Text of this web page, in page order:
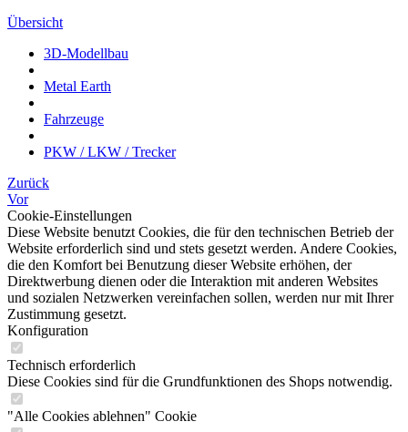
Übersicht
3D-Modellbau
Metal Earth
Fahrzeuge
PKW / LKW / Trecker
Zurück
Vor
Cookie-Einstellungen
Diese Website benutzt Cookies, die für den technischen Betrieb der
Website erforderlich sind und stets gesetzt werden. Andere Cookies,
die den Komfort bei Benutzung dieser Website erhöhen, der
Direktwerbung dienen oder die Interaktion mit anderen Websites
und sozialen Netzwerken vereinfachen sollen, werden nur mit Ihrer
Zustimmung gesetzt.
Konfiguration
Technisch erforderlich
Diese Cookies sind für die Grundfunktionen des Shops notwendig.
"Alle Cookies ablehnen" Cookie